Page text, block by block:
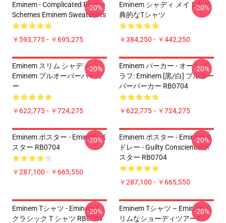
Eminem - Complicated Rhyme
Schemes Eminem Sweatshirts
￥593,775 - ￥695,275
-20%
Eminem シャディ メイド私古
典的なTシャツ
￥384,250 - ￥442,250
-20%
Eminem スリム シャディ
Eminem プルオーバーパーカ
ー
￥622,775 - ￥724,275
-20%
Eminem パーカー - オートグ
ラフ: Eminem [黒/白] プルオー
バーパーカー RB0704
￥622,775 - ￥724,275
-20%
Eminem ポスター - Eminem ポ
スター RB0704
￥287,100 - ￥665,550
-20%
Eminem ポスター - Eminem &
ドレー - Guilty Conscience ポ
スター RB0704
￥287,100 - ￥665,550
-20%
Eminem Tシャツ - Eminem E
クラシック T シャツ RB0704
-20%
Eminem Tシャツ – Eminem ス
リムなショーディツアーTシ
-20%